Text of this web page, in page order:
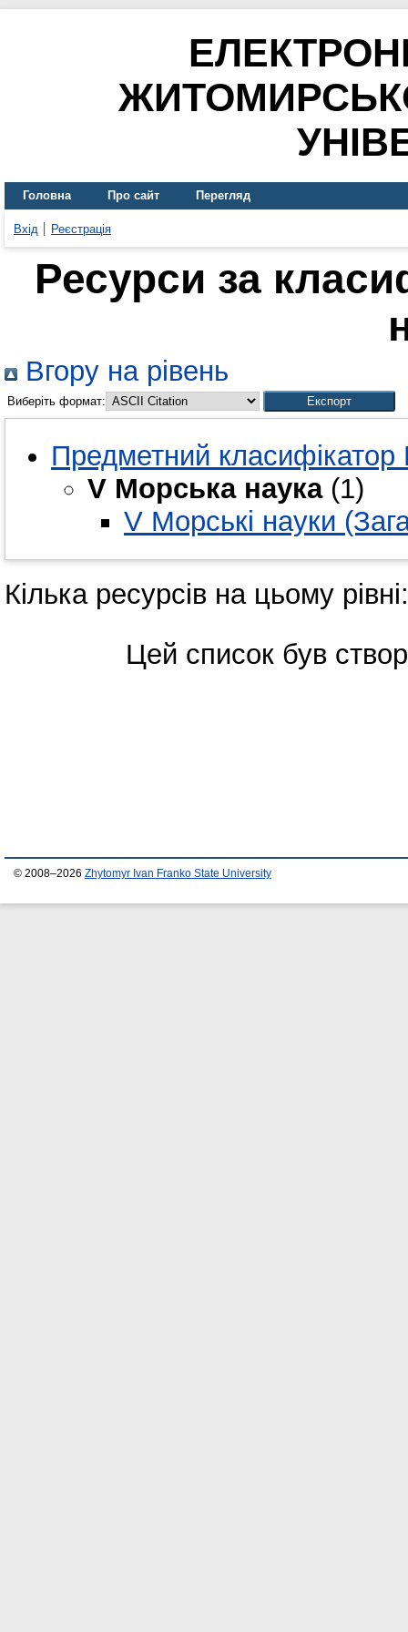
Головна Про сайт Перегляд
Вхід Реєстрація
Ресурси за
Вгору на рівень
Виберіть формат:
Предметний
V Морська наука (1)
V Морські науки
Кілька ресурсів на цьому
Цей список був
© 2008–2026 Zhytomyr Ivan Franko State University